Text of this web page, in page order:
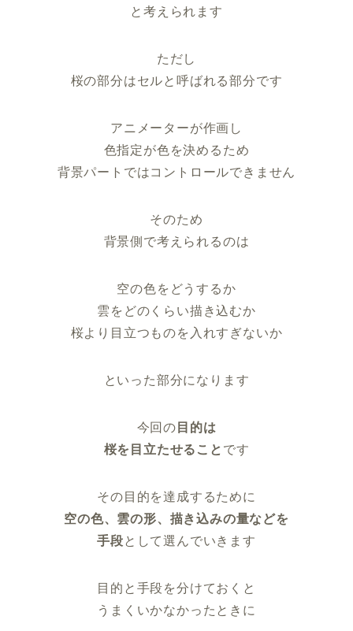
と考えられます
ただし
桜の部分はセルと呼ばれる部分です
アニメーターが作画し
色指定が色を決めるため
背景パートではコントロールできません
そのため
背景側で考えられるのは
空の色をどうするか
雲をどのくらい描き込むか
桜より目立つものを入れすぎないか
といった部分になります
今回の 目的は
桜を目立たせること です
その目的を達成するために
空の色、雲の形、描き込みの量などを
手段として選んでいきます
目的と手段を分けておくと
うまくいかなかったときに